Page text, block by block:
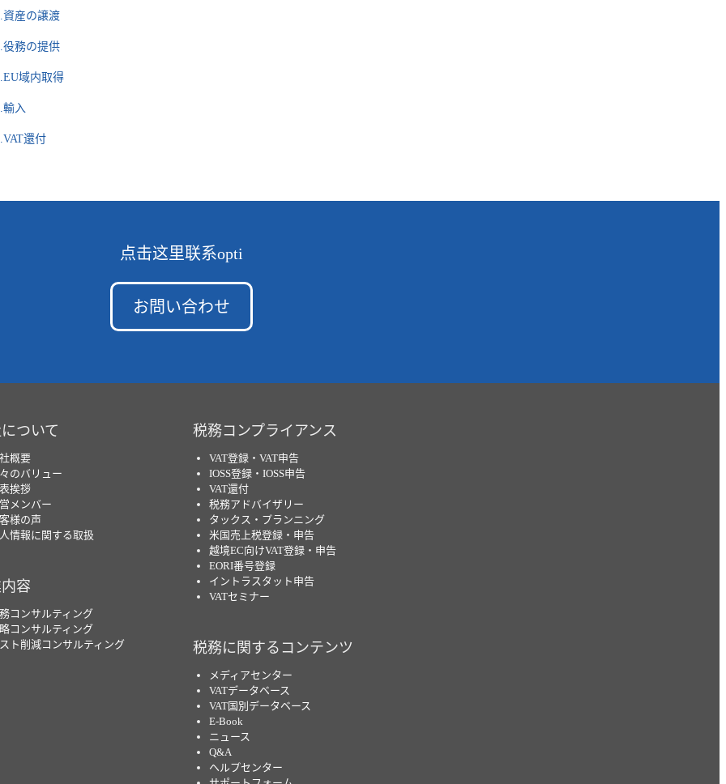
.資産の譲渡
.役務の提供
域内取得
輸入
還付
点击这里联系opti
お問い合わせ
ついて
概要
のバリュー
挨拶
メンバー
様の声
情報に関する取扱
容
コンサルティング
コンサルティング
ト削減コンサルティング
税務コンプライアンス
VAT登録・VAT申告
IOSS登録・IOSS申告
VAT還付
税務アドバイザリー
タックス・プランニング
米国売上税登録・申告
越境EC向けVAT登録・申告
EORI番号登録
イントラスタット申告
VATセミナー
税務に関するコンテンツ
メディアセンター
VATデータベース
VAT国別データベース
E-Book
ニュース
Q&A
ヘルプセンター